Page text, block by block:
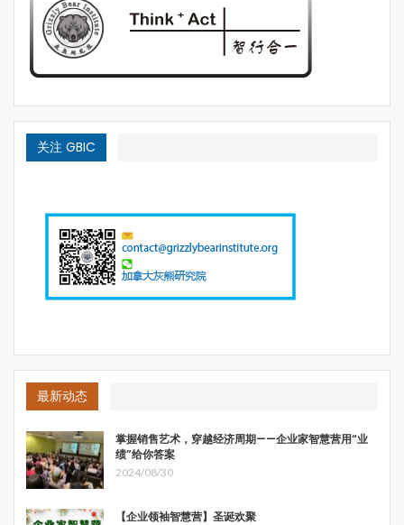
关注 GBIC
最新动态
掌握销售艺术，穿越经济周期——企业家智慧营用“业
绩”给你答案
2024/08/30
【企业领袖智慧营】圣诞欢聚